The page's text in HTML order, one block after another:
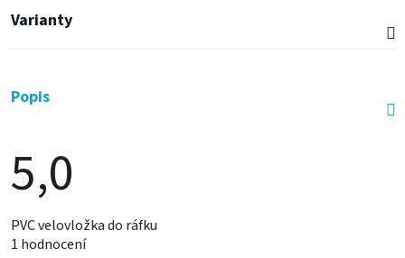
Varianty
Popis
5,0
Průměrné
hodnocení
produktu
1 hodnocení
PVC velovložka do ráfku